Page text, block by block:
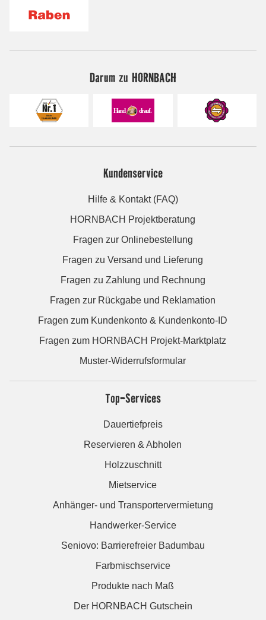
Darum zu HORNBACH
Kundenservice
Hilfe & Kontakt (FAQ)
HORNBACH Projektberatung
Fragen zur Onlinebestellung
Fragen zu Versand und Lieferung
Fragen zu Zahlung und Rechnung
Fragen zur Rückgabe und Reklamation
Fragen zum Kundenkonto & Kundenkonto-ID
Fragen zum HORNBACH Projekt-Marktplatz
Muster-Widerrufsformular
Top-Services
Dauertiefpreis
Reservieren & Abholen
Holzzuschnitt
Mietservice
Anhänger- und Transportervermietung
Handwerker-Service
Seniovo: Barrierefreier Badumbau
Farbmischservice
Produkte nach Maß
Der HORNBACH Gutschein